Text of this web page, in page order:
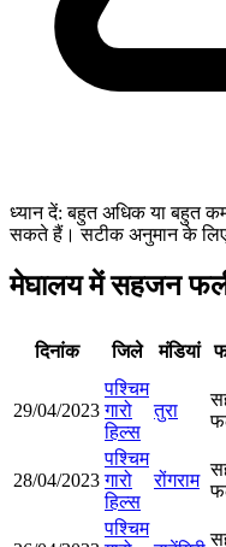
ध्यान दें: बहुत अधिक या बहुत
सकते हैं। सटीक अनुमान के
मेघालय में सहजन
दिनांक जिले मंडियां
29/04/2023
पश्चिम
गारो
हिल्स
तुरा
28/04/2023
पश्चिम
गारो
हिल्स
रोंगराम
पश्चिम